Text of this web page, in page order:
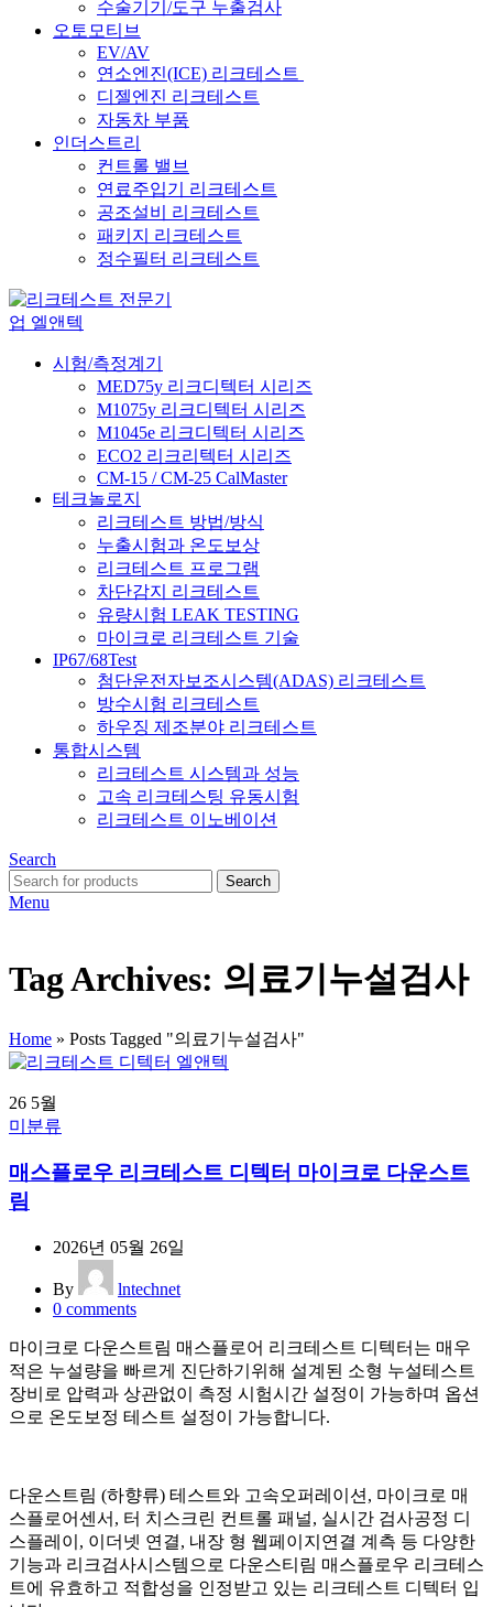
수술기기/도구 누출검사
오토모티브
EV/AV
연소엔진(ICE) 리크테스트
디젤엔진 리크테스트
자동차 부품
인더스트리
컨트롤 밸브
연료주입기 리크테스트
공조설비 리크테스트
패키지 리크테스트
정수필터 리크테스트
시험/측정계기
MED75y 리크디텍터 시리즈
M1075y 리크디텍터 시리즈
M1045e 리크디텍터 시리즈
ECO2 리크리텍터 시리즈
CM-15 / CM-25 CalMaster
테크놀로지
리크테스트 방법/방식
누출시험과 온도보상
리크테스트 프로그램
차단감지 리크테스트
유량시험 LEAK TESTING
마이크로 리크테스트 기술
IP67/68Test
첨단운전자보조시스템(ADAS) 리크테스트
방수시험 리크테스트
하우징 제조분야 리크테스트
통합시스템
리크테스트 시스템과 성능
고속 리크테스팅 유동시험
리크테스트 이노베이션
Search
Search
Menu
Tag Archives: 의료기누설검사
Home » Posts Tagged "의료기누설검사"
26 5월
미분류
매스플로우 리크테스트 디텍터 마이크로 다운스트
림
2026년 05월 26일
By
lntechnet
0 comments
마이크로 다운스트림 매스플로어 리크테스트 디텍터는 매우
적은 누설량을 빠르게 진단하기위해 설계된 소형 누설테스트
장비로 압력과 상관없이 측정 시험시간 설정이 가능하며 옵션
으로 온도보정 테스트 설정이 가능합니다.
다운스트림 (하향류) 테스트와 고속오퍼레이션, 마이크로 매
스플로어센서, 터 치스크린 컨트롤 패널, 실시간 검사공정 디
스플레이, 이더넷 연결, 내장 형 웹페이지연결 계측 등 다양한
기능과 리크검사시스템으로 다운스티림 매스플로우 리크테스
트에 유효하고 적합성을 인정받고 있는 리크테스트 디텍터 입